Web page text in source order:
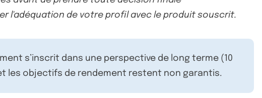
l'adéquation de votre profil avec le produit souscrit.
s’inscrit dans une perspective de long terme (10
les objectifs de rendement restent non garantis.